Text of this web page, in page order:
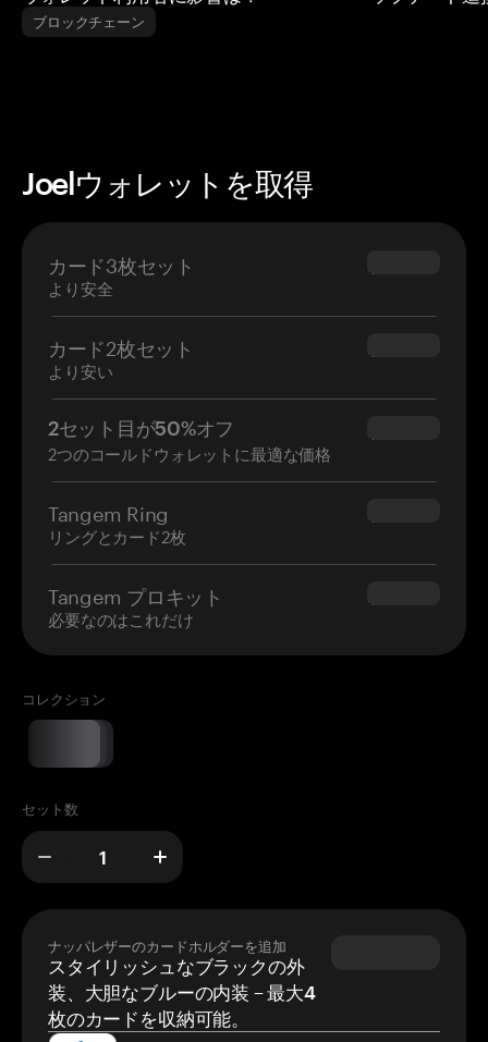
ブロックチェーン
Joelウォレットを取得
カード3枚セット
より安全
$69.90
カード2枚セット
より安い
$54.90
2セット目が50%オフ
2つのコールドウォレットに最適な価格
$34.95
Tangem Ring
リングとカード2枚
$160.00
Tangem プロキット
必要なのはこれだけ
$180.00
コレクション
セット数
ナッパレザーのカードホルダーを追加
スタイリッシュなブラックの外
装、大胆なブルーの内装 – 最大4
枚のカードを収納可能。